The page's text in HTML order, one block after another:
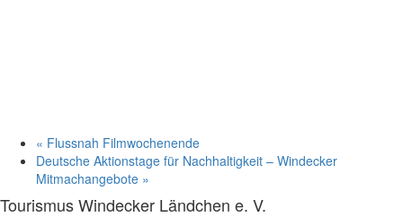
« Flussnah Filmwochenende
Deutsche Aktionstage für Nachhaltigkeit – Windecker
Mitmachangebote »
Tourismus Windecker Ländchen e. V.